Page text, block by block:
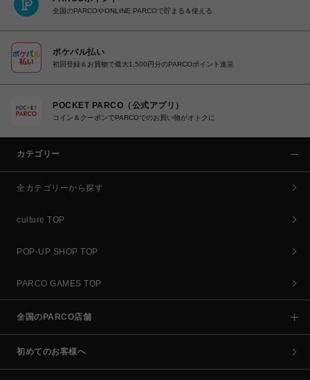
全国のPARCOやONLINE PARCOで貯まる＆使える
ポケパル払い
初回登録＆お買物で最大1,500円分のPARCOポイント進呈
POCKET PARCO（公式アプリ）
コイン＆クーポンでPARCOでのお買い物がオトクに
カテゴリー
全カテゴリーから探す
culture TOP
POP-UP SHOP TOP
PARCO GAMES TOP
全国のPARCO店舗
初めてのお客様へ